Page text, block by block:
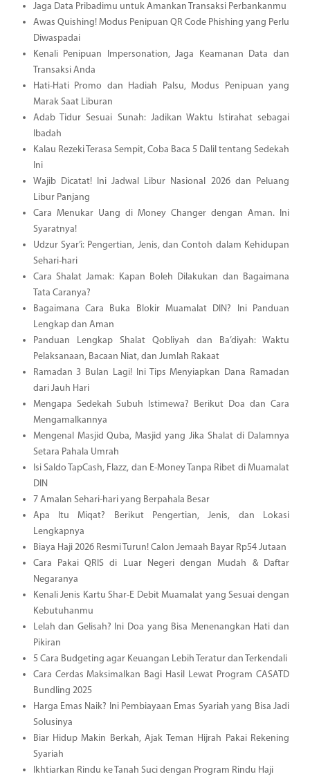
Jaga Data Pribadimu untuk Amankan Transaksi Perbankanmu
Awas Quishing! Modus Penipuan QR Code Phishing yang Perlu
Diwaspadai
Kenali Penipuan Impersonation, Jaga Keamanan Data dan
Transaksi Anda
Hati-Hati Promo dan Hadiah Palsu, Modus Penipuan yang
Marak Saat Liburan
Adab Tidur Sesuai Sunah: Jadikan Waktu Istirahat sebagai
Ibadah
Kalau Rezeki Terasa Sempit, Coba Baca 5 Dalil tentang Sedekah
Ini
Wajib Dicatat! Ini Jadwal Libur Nasional 2026 dan Peluang
Libur Panjang
Cara Menukar Uang di Money Changer dengan Aman. Ini
Syaratnya!
Udzur Syar’i: Pengertian, Jenis, dan Contoh dalam Kehidupan
Sehari-hari
Cara Shalat Jamak: Kapan Boleh Dilakukan dan Bagaimana
Tata Caranya?
Bagaimana Cara Buka Blokir Muamalat DIN? Ini Panduan
Lengkap dan Aman
Panduan Lengkap Shalat Qobliyah dan Ba’diyah: Waktu
Pelaksanaan, Bacaan Niat, dan Jumlah Rakaat
Ramadan 3 Bulan Lagi! Ini Tips Menyiapkan Dana Ramadan
dari Jauh Hari
Mengapa Sedekah Subuh Istimewa? Berikut Doa dan Cara
Mengamalkannya
Mengenal Masjid Quba, Masjid yang Jika Shalat di Dalamnya
Setara Pahala Umrah
Isi Saldo TapCash, Flazz, dan E-Money Tanpa Ribet di Muamalat
DIN
7 Amalan Sehari-hari yang Berpahala Besar
Apa Itu Miqat? Berikut Pengertian, Jenis, dan Lokasi
Lengkapnya
Biaya Haji 2026 Resmi Turun! Calon Jemaah Bayar Rp54 Jutaan
Cara Pakai QRIS di Luar Negeri dengan Mudah & Daftar
Negaranya
Kenali Jenis Kartu Shar-E Debit Muamalat yang Sesuai dengan
Kebutuhanmu
Lelah dan Gelisah? Ini Doa yang Bisa Menenangkan Hati dan
Pikiran
5 Cara Budgeting agar Keuangan Lebih Teratur dan Terkendali
Cara Cerdas Maksimalkan Bagi Hasil Lewat Program CASATD
Bundling 2025
Harga Emas Naik? Ini Pembiayaan Emas Syariah yang Bisa Jadi
Solusinya
Biar Hidup Makin Berkah, Ajak Teman Hijrah Pakai Rekening
Syariah
Ikhtiarkan Rindu ke Tanah Suci dengan Program Rindu Haji